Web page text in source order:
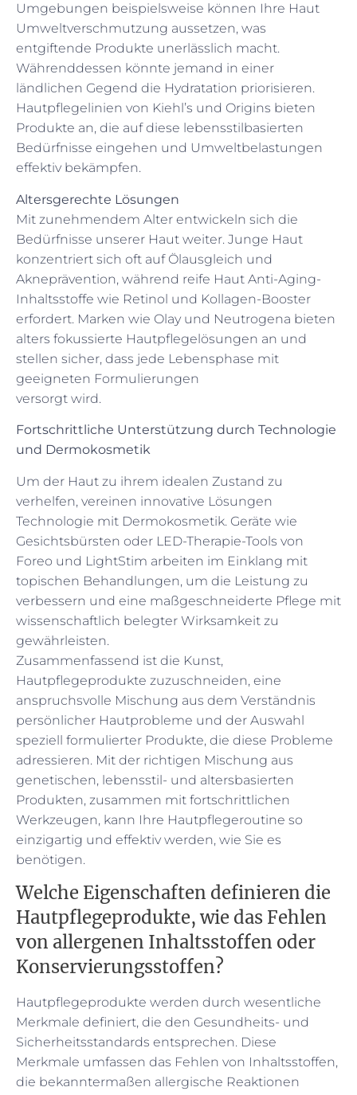
Umgebungen beispielsweise können Ihre Haut
Umweltverschmutzung aussetzen, was
entgiftende Produkte unerlässlich macht.
Währenddessen könnte jemand in einer
ländlichen Gegend die Hydratation priorisieren.
Hautpflegelinien von Kiehl’s und Origins bieten
Produkte an, die auf diese lebensstilbasierten
Bedürfnisse eingehen und Umweltbelastungen
effektiv bekämpfen.
Altersgerechte Lösungen
Mit zunehmendem Alter entwickeln sich die
Bedürfnisse unserer Haut weiter. Junge Haut
konzentriert sich oft auf Ölausgleich und
Akneprävention, während reife Haut Anti-Aging-
Inhaltsstoffe wie Retinol und Kollagen-Booster
erfordert. Marken wie Olay und Neutrogena bieten
alters fokussierte Hautpflegelösungen an und
stellen sicher, dass jede Lebensphase mit
geeigneten Formulierungen
versorgt wird.
Fortschrittliche Unterstützung durch Technologie
und Dermokosmetik
Um der Haut zu ihrem idealen Zustand zu
verhelfen, vereinen innovative Lösungen
Technologie mit Dermokosmetik. Geräte wie
Gesichtsbürsten oder LED-Therapie-Tools von
Foreo und LightStim arbeiten im Einklang mit
topischen Behandlungen, um die Leistung zu
verbessern und eine maßgeschneiderte Pflege mit
wissenschaftlich belegter Wirksamkeit zu
gewährleisten.
Zusammenfassend ist die Kunst,
Hautpflegeprodukte zuzuschneiden, eine
anspruchsvolle Mischung aus dem Verständnis
persönlicher Hautprobleme und der Auswahl
speziell formulierter Produkte, die diese Probleme
adressieren. Mit der richtigen Mischung aus
genetischen, lebensstil- und altersbasierten
Produkten, zusammen mit fortschrittlichen
Werkzeugen, kann Ihre Hautpflegeroutine so
einzigartig und effektiv werden, wie Sie es
benötigen.
Welche Eigenschaften definieren die
Hautpflegeprodukte, wie das Fehlen
von allergenen Inhaltsstoffen oder
Konservierungsstoffen?
Hautpflegeprodukte werden durch wesentliche
Merkmale definiert, die den Gesundheits- und
Sicherheitsstandards entsprechen. Diese
Merkmale umfassen das Fehlen von Inhaltsstoffen,
die bekanntermaßen allergische Reaktionen